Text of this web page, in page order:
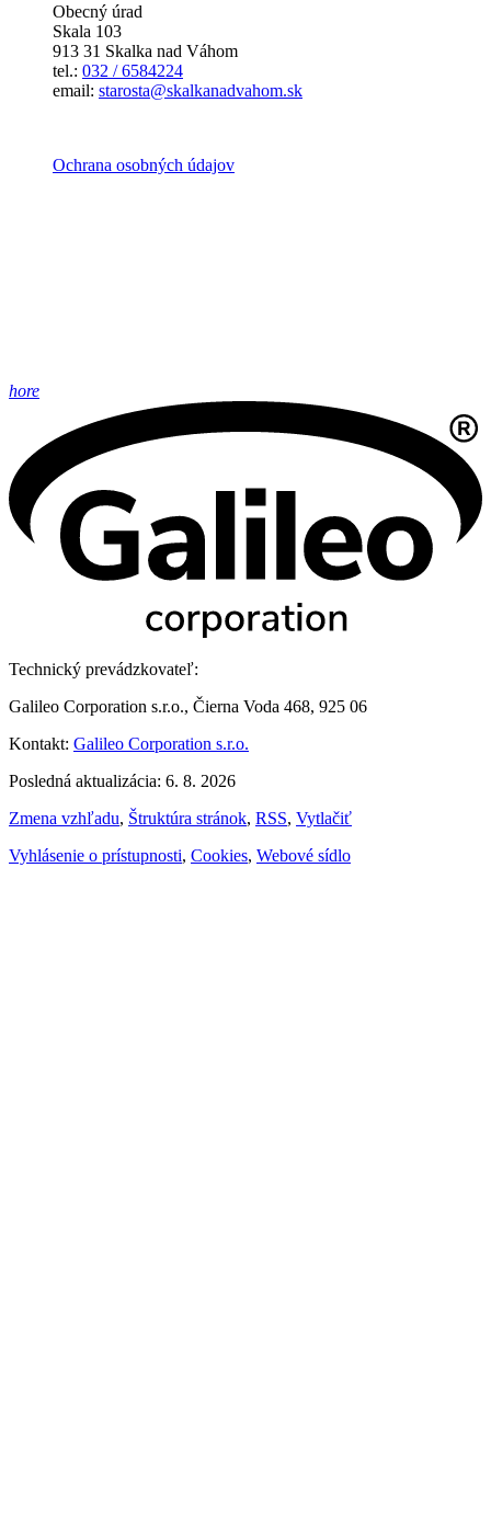
Obecný úrad
Skala 103
913 31 Skalka nad Váhom
tel.: 032 / 6584224
email: starosta@skalkanadvahom.sk
Ochrana osobných údajov
hore
Technický prevádzkovateľ:
Galileo Corporation s.r.o., Čierna Voda 468, 925 06
Kontakt: Galileo Corporation s.r.o.
Posledná aktualizácia: 6. 8. 2026
Zmena vzhľadu, Štruktúra stránok, RSS, Vytlačiť
Vyhlásenie o prístupnosti, Cookies, Webové sídlo